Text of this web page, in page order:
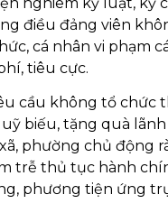
điều đảng viên
cá nhân vi phạm
tiêu cực.
cầu không tổ chức
biếu, tặng quà
xã, phường chủ
trễ thủ tục hành
phương tiện ứng